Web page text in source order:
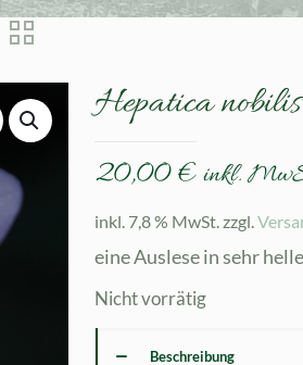
Hepatica
20,00€ inkl.
inkl. 7,8 % MwSt.zzgl.
eine Auslese in sehr
Nicht vorrätig
Beschreibung